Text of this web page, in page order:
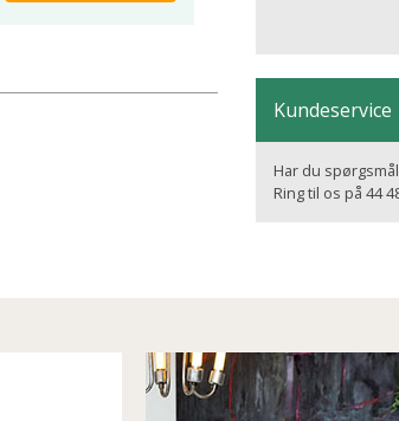
Kundeservice
Har du
Ring til os på 44